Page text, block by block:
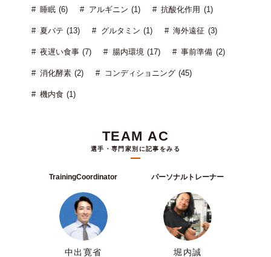
睡眠 (6) アルギニン (1) 抗酸化作用 (1)
夏バテ (13) グルタミン (1) 海外遠征 (3)
夜遅い食事 (7) 腸内環境 (17) 事前準備 (2)
消化酵素 (2) コンディショニング (45)
機内食 (1)
TEAM AC
選手・専門家別に記事をみる
TrainingCoordinator
中出寛省
パーソナルトレーナー
堀内誠